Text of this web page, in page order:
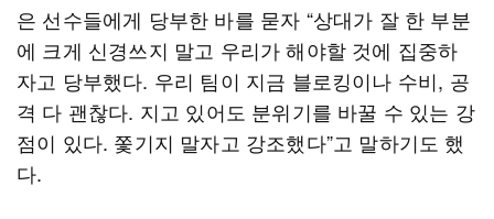
은 선수들에게 당부한 바를 묻자 “상대가 잘 한 부분
에 크게 신경쓰지 말고 우리가 해야할 것에 집중하
자고 당부했다. 우리 팀이 지금 블로킹이나 수비, 공
격 다 괜찮다. 지고 있어도 분위기를 바꿀 수 있는 강
점이 있다. 쫓기지 말자고 강조했다”고 말하기도 했
다.